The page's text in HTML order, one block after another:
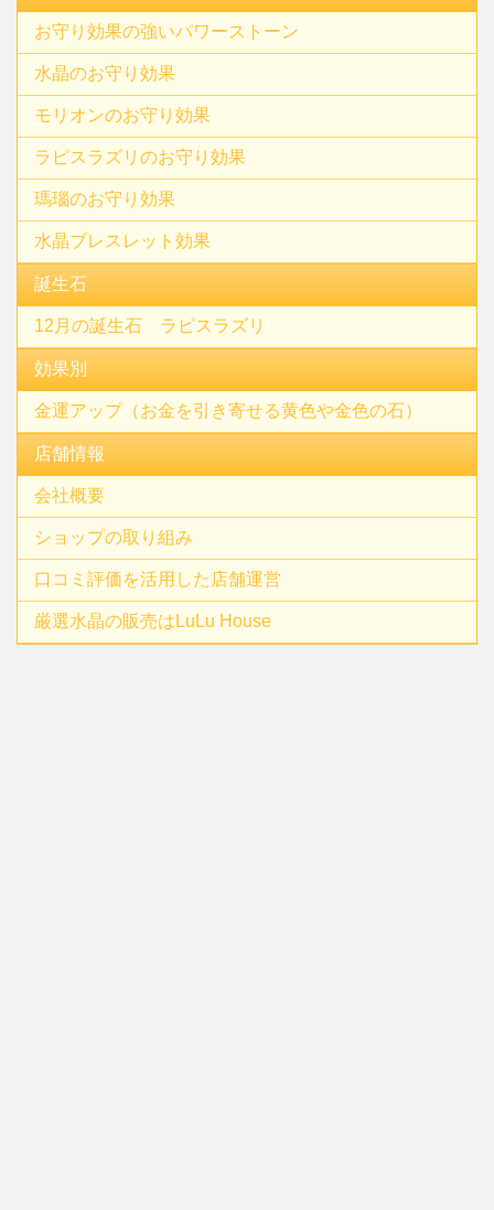
お守り効果の強いパワーストーン
水晶のお守り効果
モリオンのお守り効果
ラピスラズリのお守り効果
瑪瑙のお守り効果
水晶ブレスレット効果
誕生石
12月の誕生石 ラピスラズリ
効果別
金運アップ（お金を引き寄せる黄色や金色の石）
店舗情報
会社概要
ショップの取り組み
口コミ評価を活用した店舗運営
厳選水晶の販売はLuLu House